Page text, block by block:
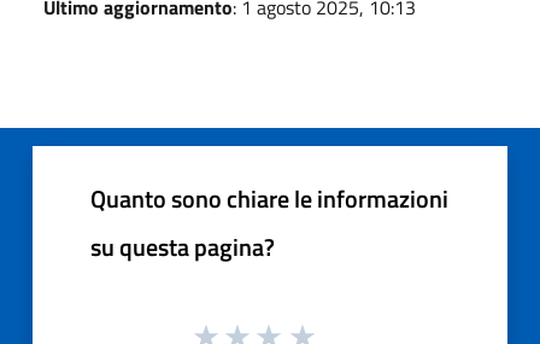
Ultimo aggiornamento: 1 agosto 2025, 10:13
Quanto sono chiare le informazioni
su questa pagina?